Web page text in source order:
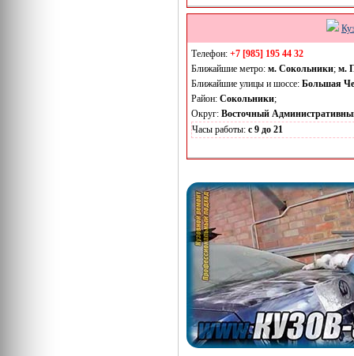
Телефон: +7 [985] 195 44 32
Ближайшие метро: м. Сокольники; м.
Ближайшие улицы и шоссе: Большая
Район: Сокольники;
Округ: Восточный
Часы работы: с 9 до 21